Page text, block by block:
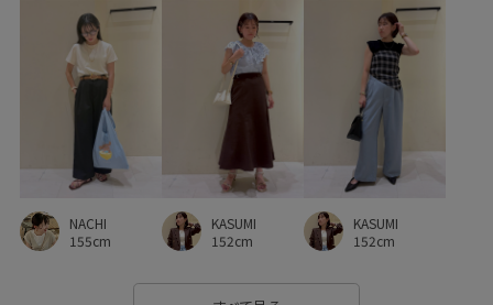
デニムに合わせる トレンド ハンドバッグ
バイカラー フェイクレザー ベーシック
ワイドパンツ ワントーンコーデ 別注アイテム
取り外し可能 差し色 抜け感 着脱しやすい
都会的
NACHI
155cm
KASUMI
152cm
KASUMI
152cm